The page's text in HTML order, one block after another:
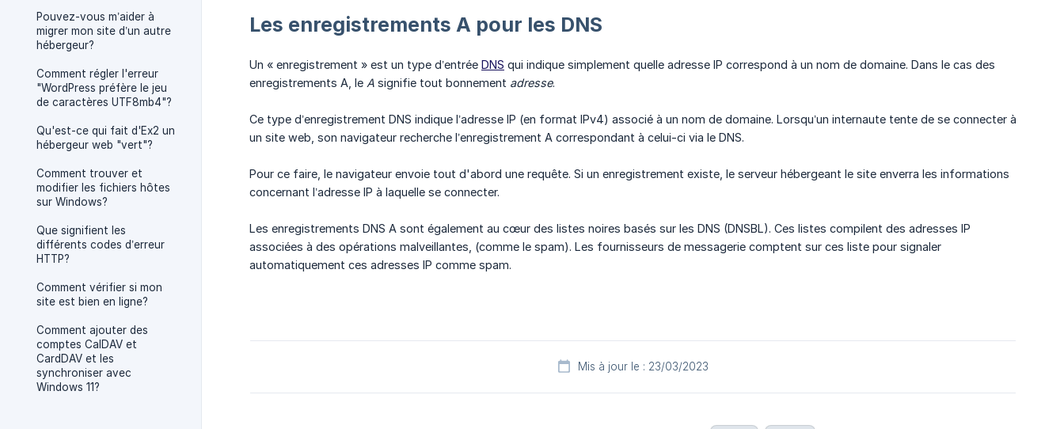
Pouvez-vous m’aider à
migrer mon site d’un autre
hébergeur?
Comment régler l'erreur
"WordPress préfère le jeu
de caractères UTF8mb4"?
Qu'est-ce qui fait d'Ex2 un
hébergeur web "vert"?
Comment trouver et
modifier les fichiers hôtes
sur Windows?
Que signifient les
différents codes d’erreur
HTTP?
Comment vérifier si mon
site est bien en ligne?
Comment ajouter des
comptes CalDAV et
CardDAV et les
synchroniser avec
Windows 11?
Les enregistrements A pour les DNS
Un « enregistrement » est un type d’entrée DNS qui indique simplement quelle adresse IP correspond à un nom de domaine. Dans le cas des
enregistrements A, le A signifie tout bonnement adresse.
Ce type d’enregistrement DNS indique l’adresse IP (en format IPv4) associé à un nom de domaine. Lorsqu’un internaute tente de se connecter à
un site web, son navigateur recherche l’enregistrement A correspondant à celui-ci via le DNS.
Pour ce faire, le navigateur envoie tout d'abord une requête. Si un enregistrement existe, le serveur hébergeant le site enverra les informations
concernant l’adresse IP à laquelle se connecter.
Les enregistrements DNS A sont également au cœur des listes noires basés sur les DNS (DNSBL). Ces listes compilent des adresses IP
associées à des opérations malveillantes, (comme le spam). Les fournisseurs de messagerie comptent sur ces liste pour signaler
automatiquement ces adresses IP comme spam.
Mis à jour le : 23/03/2023